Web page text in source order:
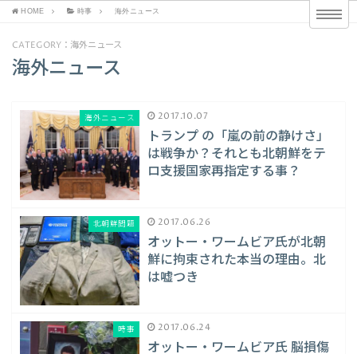
HOME 時事 海外ニュース
CATEGORY：海外ニュース
海外ニュース
海外ニュース 2017.10.07
トランプ の「嵐の前の静けさ」
は戦争か？それとも北朝鮮をテ
ロ支援国家再指定する事？
北朝鮮問題 2017.06.26
オットー・ワームビア氏が北朝
鮮に拘束された本当の理由。北
は嘘つき
時事 2017.06.24
オットー・ワームビア氏 脳損傷